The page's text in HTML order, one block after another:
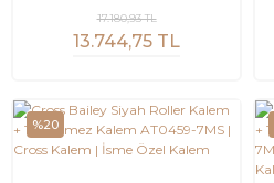
13.744,75 TL
17.180,93 TL
%20